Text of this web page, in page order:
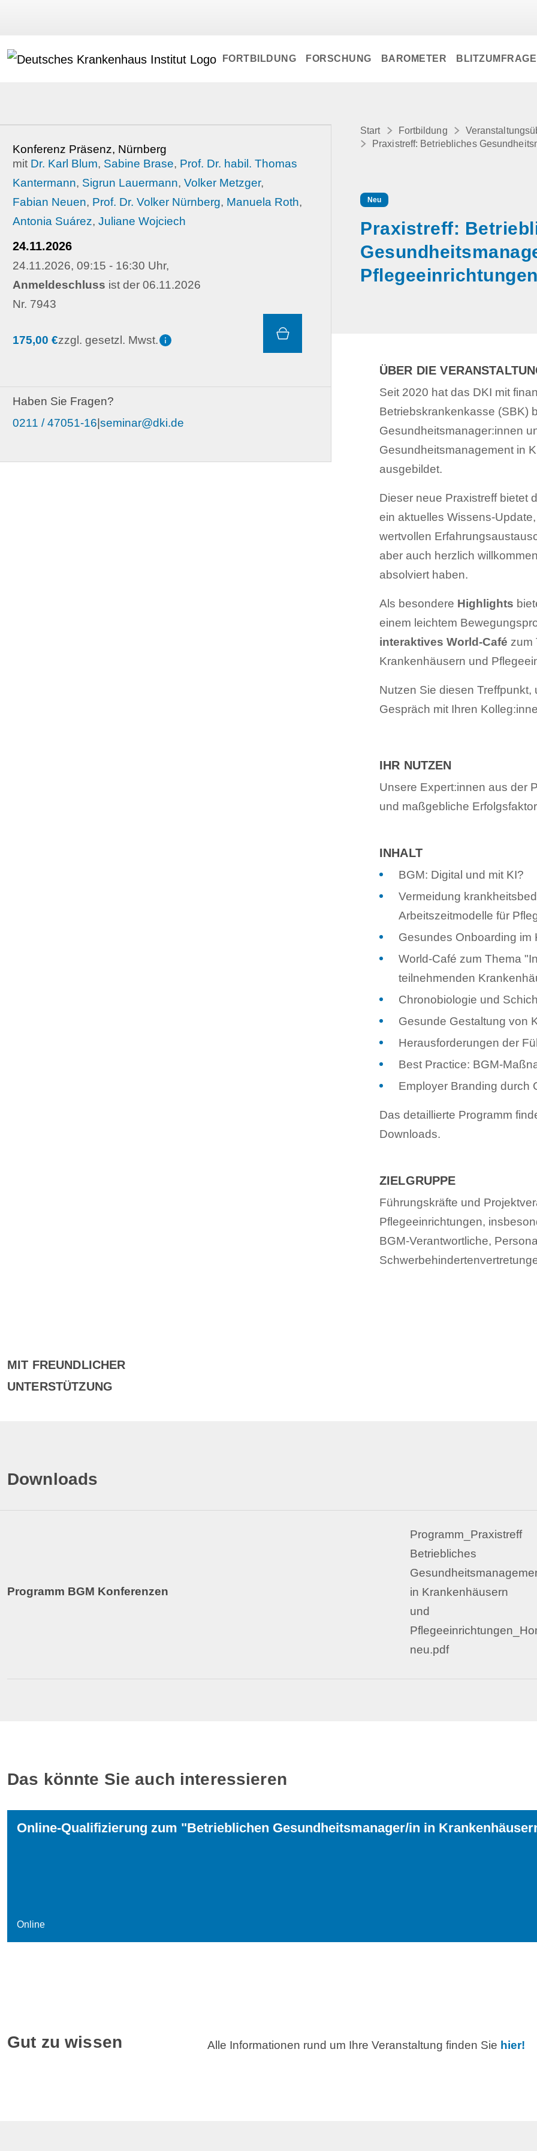
FORTBILDUNG FORSCHUNG BAROMETER
Start Fortbildung
Praxistreff: Betriebliches
Neu
Praxistreff:
Konferenz Präsenz, Nürnberg
mit Dr. Karl Blum, Sabine Brase, Prof. Dr. habil. Thomas
Kantermann, Sigrun Lauermann, Volker Metzger,
Fabian Neuen, Prof. Dr. Volker Nürnberg, Manuela Roth,
Antonia Suárez, Juliane Wojciech
24.11.2026
24.11.2026, 09:15 - 16:30 Uhr,
Anmeldeschluss ist der 06.11.2026
Nr. 7943
175,00 €zzgl. gesetzl. Mwst.
Haben Sie Fragen?
0211 / 47051-16|seminar@dki.de
ÜBER DIE
Seit 2020 hat das DKI mit
Betriebskrankenkasse (SBK)
Gesundheitsmanager:innen
Gesundheitsmanagement in
ausgebildet.
Dieser neue Praxistreff bietet
ein aktuelles Wissens-
wertvollen
aber auch herzlich
absolviert haben.
Als besondere Highlights
einem leichtem
interaktives World-Café zum
Krankenhäusern und
Nutzen Sie diesen
Gespräch mit Ihren
IHR NUTZEN
Unsere Expert:innen aus der
und maßgebliche
INHALT
BGM: Digital und mit KI?
Vermeidung
Arbeitszeitmodelle für
Gesundes Onboarding im
World-Café zum Thema
teilnehmenden
Chronobiologie und
Gesunde Gestaltung von
Herausforderungen der
Best Practice: BGM-
Employer Branding durch
Das detaillierte Programm
Downloads.
ZIELGRUPPE
Führungskräfte und
Pflegeeinrichtungen,
BGM-Verantwortliche,
MIT FREUNDLICHER
UNTERSTÜTZUNG
Downloads
Programm BGM Konferenzen
Programm_Praxistreff
Betriebliches
in Krankenhäusern
und
neu.pdf
Das könnte Sie auch interessieren
Online-Qualifizierung zum "Betrieblichen Gesundheitsmanager/in in
Online
Gut zu wissen Alle Informationen rund um Ihre Veranstaltung finden Sie hier!